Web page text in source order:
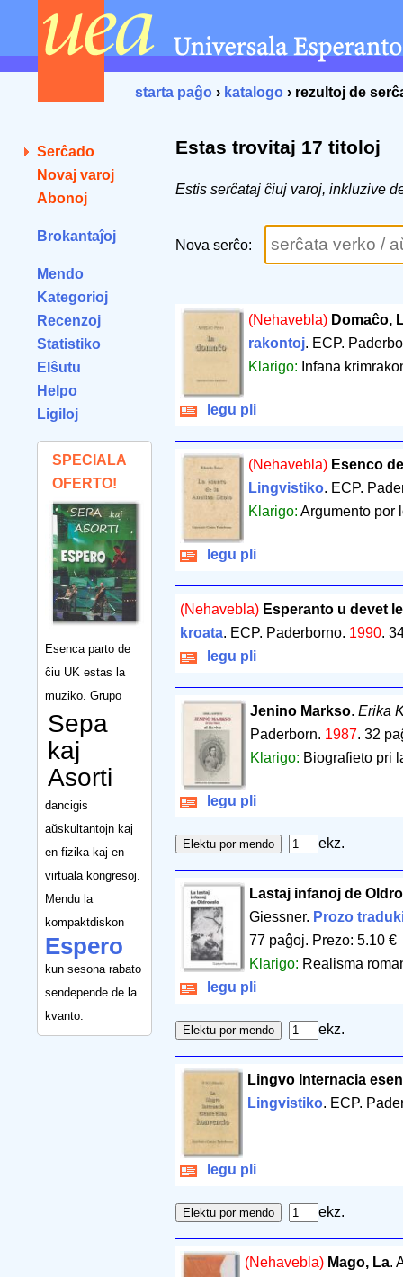
starta paĝo › katalogo › rezultoj de
Serĉado
Novaj varoj
Abonoj
Brokantaĵoj
Mendo
Kategorioj
Recenzoj
Statistiko
Elŝutu
Helpo
Ligiloj
SPECIALA
OFERTO!
Esenca parto de
ĉiu UK estas la
muziko. Grupo
Sepa
kaj
Asorti
dancigis
aŭskultantojn kaj
en fizika kaj en
virtuala kongresoj.
Mendu la
kompaktdiskon
Espero
kun sesona rabato
sendepende de la
kvanto.
Estas trovitaj 17 titoloj
Estis serĉataj ĉiuj varoj, inkluzive
Nova serĉo:
(Nehavebla) Domaĉo,
rakontoj. ECP.
Klarigo: Infana
legu pli
(Nehavebla) Esenco
Lingvistiko. ECP.
Klarigo: Argumento por
legu pli
(Nehavebla) Esperanto u devet
kroata. ECP. Paderborno. 1990.
legu pli
Jenino Markso. Erika
Paderborn. 1987. 32
Klarigo: Biografieto pri
legu pli
ekz.
Lastaj infanoj de
Giessner. Prozo
77 paĝoj. Prezo: 5.10 €
Klarigo: Realisma
legu pli
ekz.
Lingvo Internacia
Lingvistiko. ECP.
legu pli
ekz.
(Nehavebla) Mago, La.